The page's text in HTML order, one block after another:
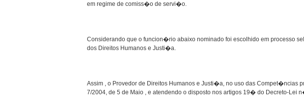
em regime de comiss�o de servi�o.
Considerando que o funcion�rio abaixo nominado foi escolhido em processo
dos Direitos Humanos e Justi�a.
Assim , o Provedor de Direitos Humanos e Justi�a, no uso das
7/2004, de 5 de Maio , e atendendo o disposto nos artigos 19� do Decreto-Lei